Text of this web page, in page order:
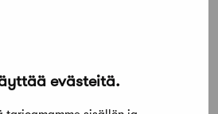
evästeitä.
on ihminen